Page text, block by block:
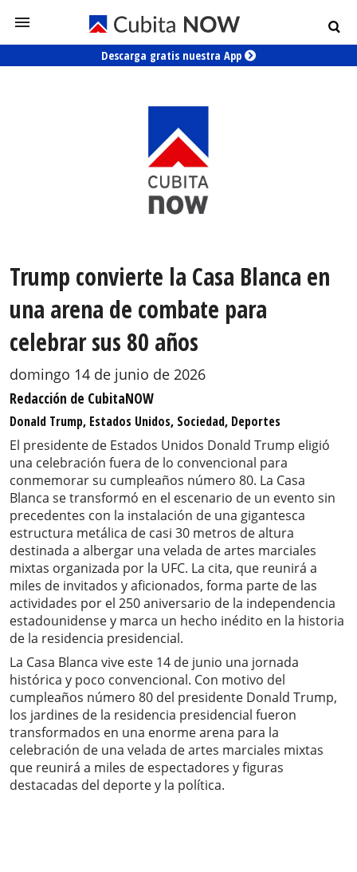
Descarga gratis nuestra App
Trump convierte la Casa Blanca en
una arena de combate para
celebrar sus 80 años
domingo 14 de junio de 2026
Redacción de CubitaNOW
Donald Trump, Estados Unidos, Sociedad, Deportes
El presidente de Estados Unidos Donald Trump eligió
una celebración fuera de lo convencional para
conmemorar su cumpleaños número 80. La Casa
Blanca se transformó en el escenario de un evento sin
precedentes con la instalación de una gigantesca
estructura metálica de casi 30 metros de altura
destinada a albergar una velada de artes marciales
mixtas organizada por la UFC. La cita, que reunirá a
miles de invitados y aficionados, forma parte de las
actividades por el 250 aniversario de la independencia
estadounidense y marca un hecho inédito en la historia
de la residencia presidencial.
La Casa Blanca vive este 14 de junio una jornada
histórica y poco convencional. Con motivo del
cumpleaños número 80 del presidente Donald Trump,
los jardines de la residencia presidencial fueron
transformados en una enorme arena para la
celebración de una velada de artes marciales mixtas
que reunirá a miles de espectadores y figuras
destacadas del deporte y la política.